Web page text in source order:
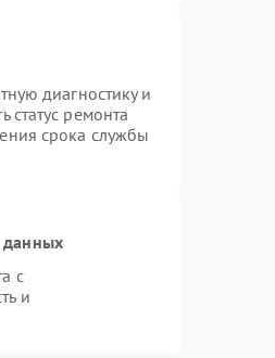
диагностику и
статус ремонта
срока службы
данных
с
и